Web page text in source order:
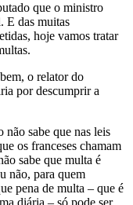
que o ministro
E das muitas
hoje vamos tratar
o relator do
por descumprir a
não sabe que nas leis
os franceses chamam
sabe que multa é
não, para quem
pena de multa – que é
diária – só pode ser